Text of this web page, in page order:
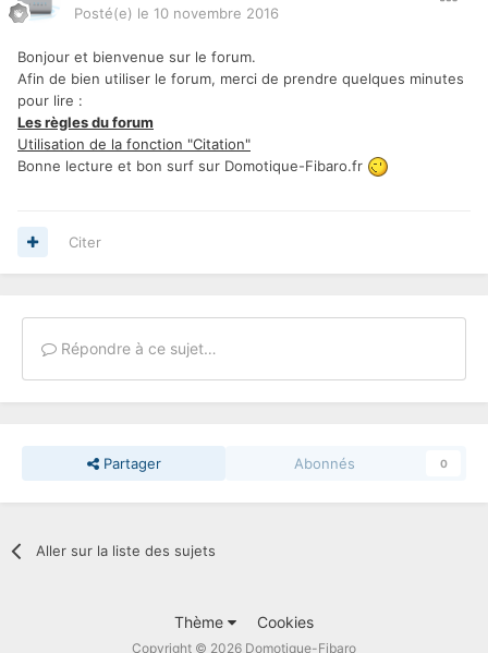
Posté(e) le 10 novembre 2016
Bonjour et bienvenue sur le forum.
Afin de bien utiliser le forum, merci de prendre quelques minutes
pour lire :
Les règles du forum
Utilisation de la fonction "Citation"
Bonne lecture et bon surf sur Domotique-Fibaro.fr
Citer
Répondre à ce sujet…
Partager Abonnés 0
Aller sur la liste des sujets
Thème Cookies
Copyright © 2026 Domotique-Fibaro